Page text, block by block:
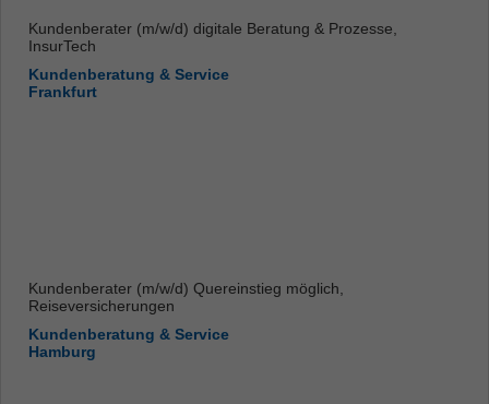
Kundenberater (m/w/d) digitale Beratung & Prozesse,
InsurTech
Kundenberatung & Service
Frankfurt
Kundenberater (m/w/d) Quereinstieg möglich,
Reiseversicherungen
Kundenberatung & Service
Hamburg